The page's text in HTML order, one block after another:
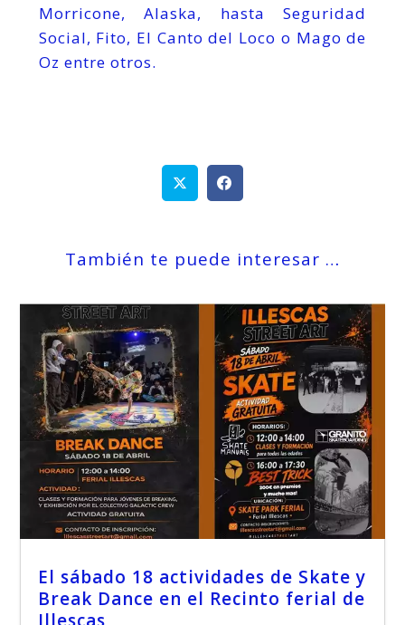
Morricone, Alaska, hasta Seguridad
Social, Fito, El Canto del Loco o Mago de
Oz entre otros.
También te puede interesar …
El sábado 18 actividades de Skate y
Break Dance en el Recinto ferial de